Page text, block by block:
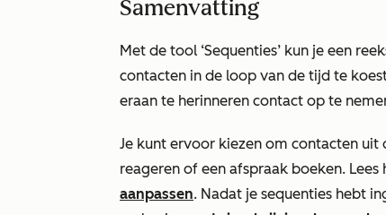
Samenvatting
Met de tool ‘Sequenties’ kun je een
contacten in de loop van de tijd te
eraan te herinneren contact op te
Je kunt ervoor kiezen om contacten
reageren of een afspraak boeken. Lees
aanpassen. Nadat je sequenties hebt